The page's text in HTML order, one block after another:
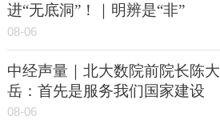
进“无底洞”！｜明辨是“非”
08-06
中经声量｜北大数院前院长陈大
岳：首先是服务我们国家建设
08-06